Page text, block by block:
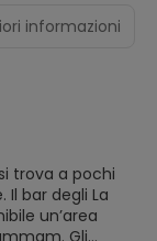
trova a pochi
bar degli La
un’area
Gli
informazioni